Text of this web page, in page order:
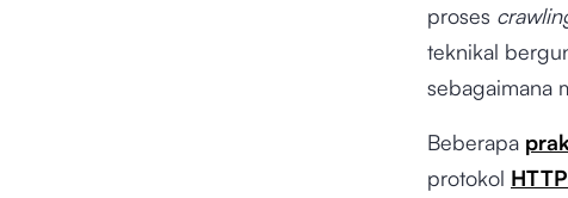
proses
teknikal
sebagaimana
Beberapa
protokol